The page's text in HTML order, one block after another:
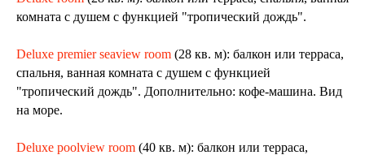
комната с душем с функцией "тропический дождь".
Deluxe premier seaview room (28 кв. м): балкон или терраса,
спальня, ванная комната с душем с функцией
"тропический дождь". Дополнительно: кофе-машина. Вид
на море.
Deluxe poolview room (40 кв. м): балкон или терраса,